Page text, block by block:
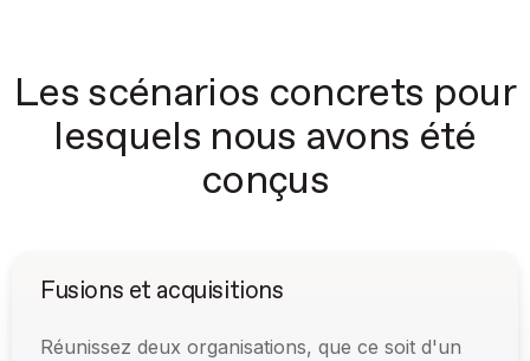
Les scénarios concrets pour
lesquels nous avons été
conçus
Fusions et acquisitions
Réunissez deux organisations, que ce soit d'un